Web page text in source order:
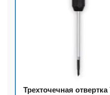
Трехточечная отвертка